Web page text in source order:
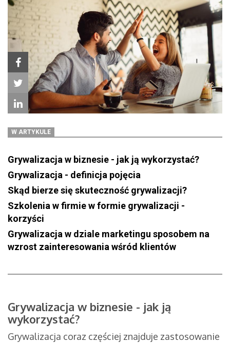
W ARTYKULE
Grywalizacja w biznesie - jak ją wykorzystać?
Grywalizacja - definicja pojęcia
Skąd bierze się skuteczność grywalizacji?
Szkolenia w firmie w formie grywalizacji -
korzyści
Grywalizacja w dziale marketingu sposobem na
wzrost zainteresowania wśród klientów
Grywalizacja w biznesie - jak ją
wykorzystać?
Grywalizacja coraz częściej znajduje zastosowanie